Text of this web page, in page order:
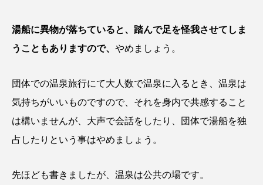
湯船に異物が落ちていると、踏んで足を怪我させてしま
うこともありますので、 やめましょう。
団体での温泉旅行にて大人数で温泉に入るとき、温泉は
気持ちがいいものですので、それを身内で共感すること
は構いませんが、大声で会話をしたり、団体で湯船を独
占したりという事はやめましょう。
先ほども書きましたが、温泉は公共の場です。